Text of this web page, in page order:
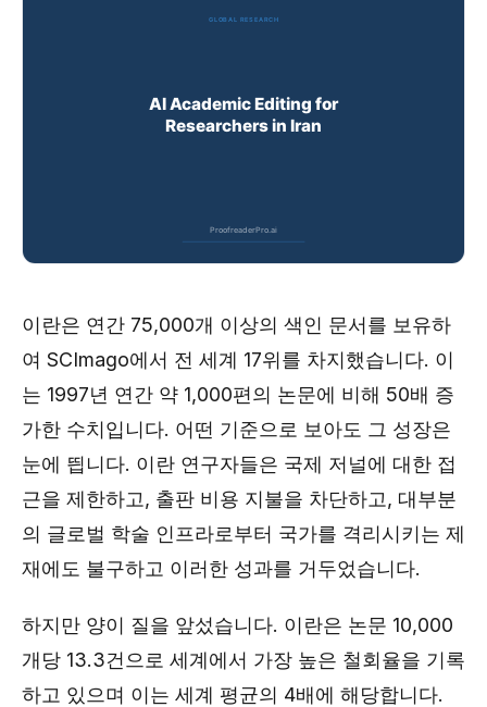
이란은 연간 75,000개 이상의 색인 문서를 보유하
여 SCImago에서 전 세계 17위를 차지했습니다. 이
는 1997년 연간 약 1,000편의 논문에 비해 50배 증
가한 수치입니다. 어떤 기준으로 보아도 그 성장은
눈에 띕니다. 이란 연구자들은 국제 저널에 대한 접
근을 제한하고, 출판 비용 지불을 차단하고, 대부분
의 글로벌 학술 인프라로부터 국가를 격리시키는 제
재에도 불구하고 이러한 성과를 거두었습니다.
하지만 양이 질을 앞섰습니다. 이란은 논문 10,000
개당 13.3건으로 세계에서 가장 높은 철회율을 기록
하고 있으며 이는 세계 평균의 4배에 해당합니다.